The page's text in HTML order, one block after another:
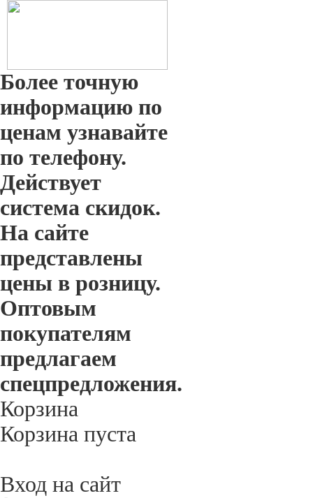
Более точную
информацию по
ценам узнавайте
по телефону.
Действует
система скидок.
На сайте
представлены
цены в розницу.
Оптовым
покупателям
предлагаем
спецпредложения.
Корзина
Корзина пуста
Вход на сайт